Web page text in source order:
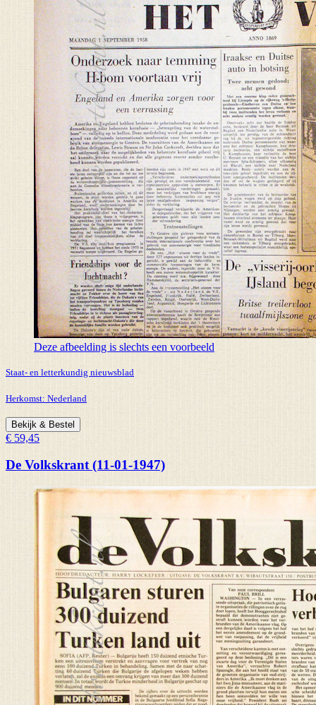
Deze afbeelding is slechts een voorbeeld
Staat- en letterkundig nieuwsblad
Herkomst: Nederland
Bekijk & Bestel
€ 59,45
De Volkskrant (11-01-1947)